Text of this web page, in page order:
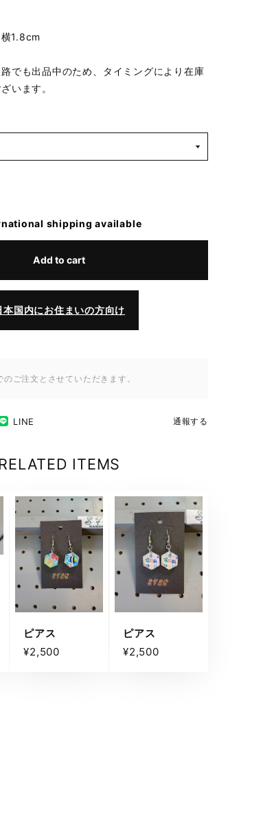
1.8cm
でも出品中のため、タイミングにより在庫
います。
shipping available
Add to cart
本国内にお住まいの方向け
ご注文とさせていただきます。
LINE 通報する
ITEMS
ピアス
¥2,500
ピアス
¥2,500